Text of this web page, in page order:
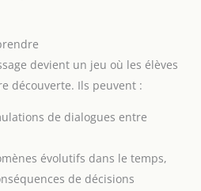
devient un jeu où les élèves
découverte. Ils peuvent :
de dialogues entre
évolutifs dans le temps,
de décisions